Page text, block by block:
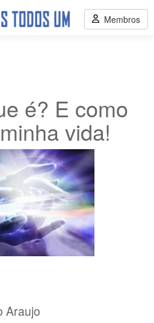
é? E como
vida!
Araujo
Membros